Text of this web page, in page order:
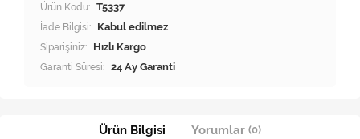
Ürün Kodu: T5337
İade Bilgisi:
Siparişiniz: Hızlı Kargo
Garanti Süresi: 24 Ay Garanti
Ürün Bilgisi Yorumlar (0)